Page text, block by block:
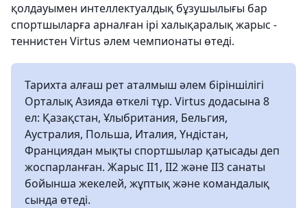
қолдауымен интеллектуалдық бұзушылығы бар
спортшыларға арналған ірі халықаралық жарыс -
теннистен Virtus әлем чемпионаты өтеді.
Тарихта алғаш рет аталмыш әлем біріншілігі
Орталық Азияда өткелі тұр. Virtus додасына 8
ел: Қазақстан, Ұлыбритания, Бельгия,
Аустралия, Польша, Италия, Үндістан,
Франциядан мықты спортшылар қатысады деп
жоспарланған. Жарыс II1, II2 және II3 санаты
бойынша жекелей, жұптық және командалық
сында өтеді.